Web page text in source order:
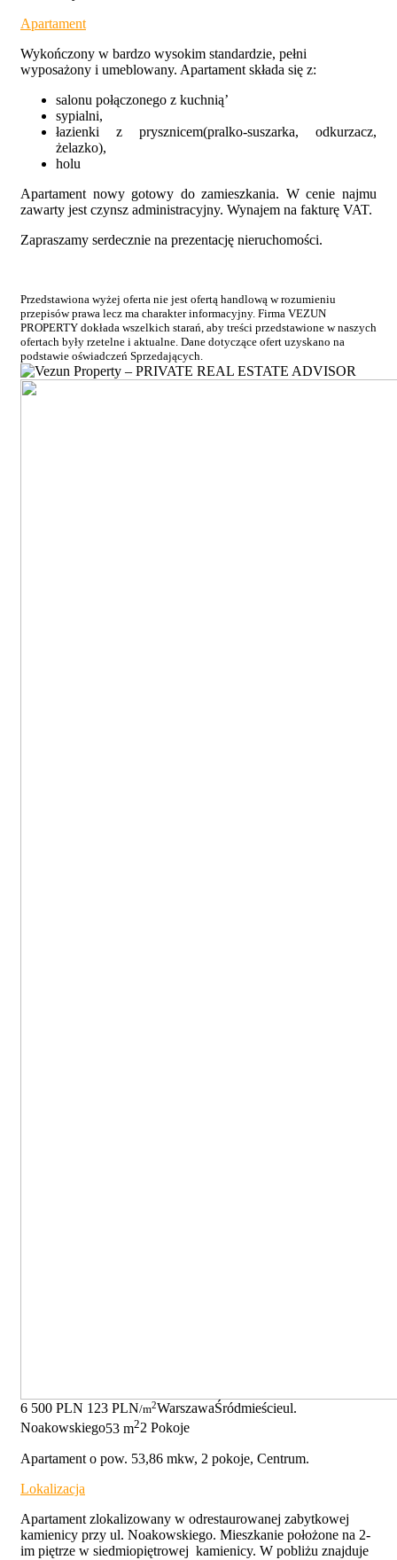
Apartament
Wykończony w bardzo wysokim standardzie, pełni
wyposażony i umeblowany. Apartament składa się z:
salonu połączonego z kuchnią’
sypialni,
łazienki z prysznicem(pralko-suszarka, odkurzacz,
żelazko),
holu
Apartament nowy gotowy do zamieszkania. W cenie najmu
zawarty jest czynsz administracyjny. Wynajem na fakturę VAT.
Zapraszamy serdecznie na prezentację nieruchomości.
Przedstawiona wyżej oferta nie jest ofertą handlową w rozumieniu
przepisów prawa lecz ma charakter informacyjny. Firma VEZUN
PROPERTY dokłada wszelkich starań, aby treści przedstawione w naszych
ofertach były rzetelne i aktualne. Dane dotyczące ofert uzyskano na
podstawie oświadczeń Sprzedających.
6 500 PLN 123 PLN/m2WarszawaŚródmieścieul.
Noakowskiego53 m22 Pokoje
Apartament o pow. 53,86 mkw, 2 pokoje, Centrum.
Lokalizacja
Apartament zlokalizowany w odrestaurowanej zabytkowej
kamienicy przy ul. Noakowskiego. Mieszkanie położone na 2-
im piętrze w siedmiopiętrowej kamienicy. W pobliżu znajduje